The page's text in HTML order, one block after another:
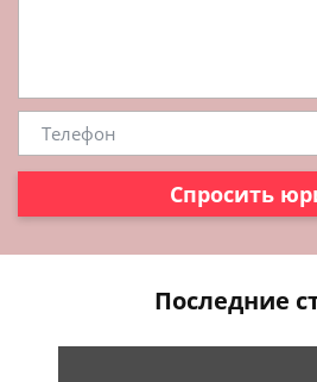
Спросить
Последние